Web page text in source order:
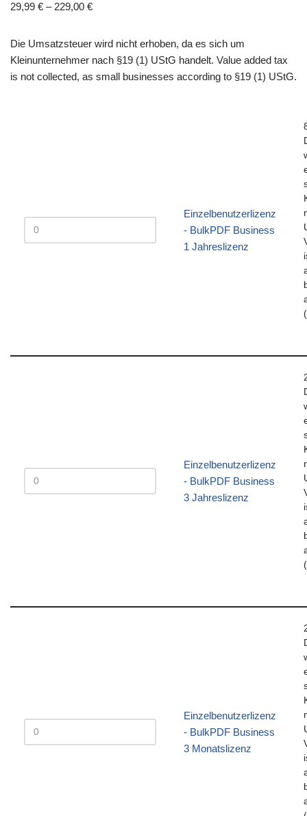
29,99 € – 229,00 €
Die Umsatzsteuer wird nicht erhoben, da es sich um
Kleinunternehmer nach §19 (1) UStG handelt. Value added tax
is not collected, as small businesses according to §19 (1) UStG.
Einzelbenutzerlizenz
- BulkPDF Business
1 Jahreslizenz
Einzelbenutzerlizenz
- BulkPDF Business
3 Jahreslizenz
Einzelbenutzerlizenz
- BulkPDF Business
3 Monatslizenz